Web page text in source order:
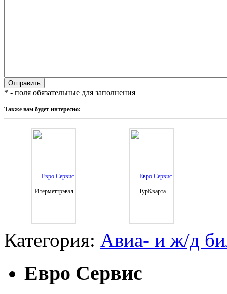
* - поля обязательные для заполнения
Также вам будет интересно:
Итерметтрэвэл ТурКварта
Категория: Авиа- и ж/д
Евро Сервис